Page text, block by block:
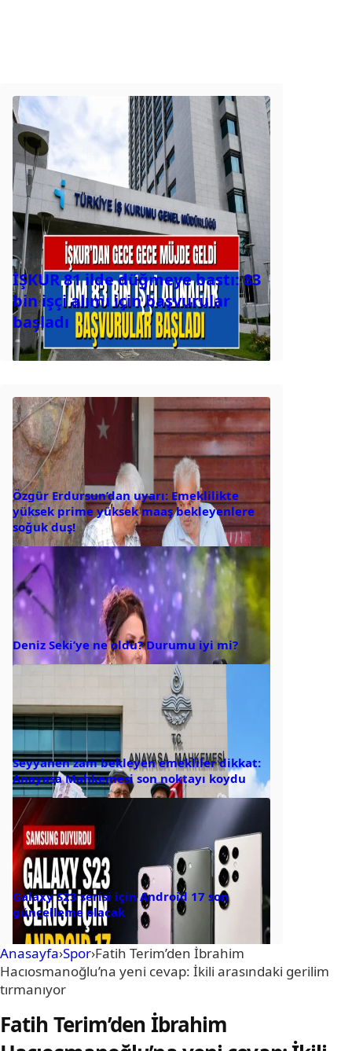
İŞKUR 81 ilde düğmeye bastı: 83
bin işçi alımı için başvurular
başladı
Özgür Erdursun’dan uyarı: Emeklilikte
yüksek prime yüksek maaş bekleyenlere
soğuk duş!
Deniz Seki’ye ne oldu? Durumu iyi mi?
Seyyanen zam bekleyen emekliler dikkat:
Anayasa Mahkemesi son noktayı koydu
Galaxy S23 serisi için Android 17 son
güncelleme olacak
Anasayfa›Spor›Fatih Terim’den İbrahim
Hacıosmanoğlu’na yeni cevap: İkili arasındaki gerilim
tırmanıyor
Fatih Terim’den İbrahim